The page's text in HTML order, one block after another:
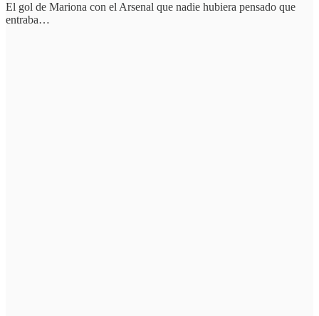
El gol de Mariona con el Arsenal que nadie hubiera pensado que
entraba…